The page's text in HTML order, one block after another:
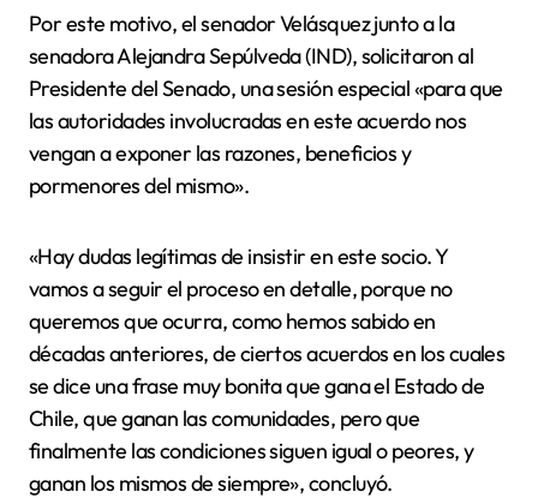
Por este motivo, el senador Velásquez junto a la
senadora Alejandra Sepúlveda (IND), solicitaron al
Presidente del Senado, una sesión especial «para que
las autoridades involucradas en este acuerdo nos
vengan a exponer las razones, beneficios y
pormenores del mismo».
«Hay dudas legítimas de insistir en este socio. Y
vamos a seguir el proceso en detalle, porque no
queremos que ocurra, como hemos sabido en
décadas anteriores, de ciertos acuerdos en los cuales
se dice una frase muy bonita que gana el Estado de
Chile, que ganan las comunidades, pero que
finalmente las condiciones siguen igual o peores, y
ganan los mismos de siempre», concluyó.